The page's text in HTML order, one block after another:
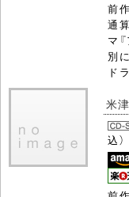
前
通
マ
別
ド
米
込）